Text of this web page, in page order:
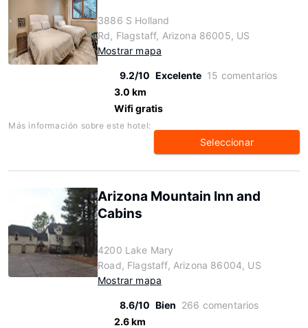
3886 S Holland
Rd, Flagstaff, Arizona 86005, US
Mostrar mapa
9.2/10 Excelente 15 comentarios
3.0 km
Wifi gratis
Más información sobre este hotel:
Seleccionar
Arizona Mountain Inn and
Cabins
4200 Lake Mary
Road, Flagstaff, Arizona 86004, US
Mostrar mapa
8.6/10 Bien 266 comentarios
2.6 km